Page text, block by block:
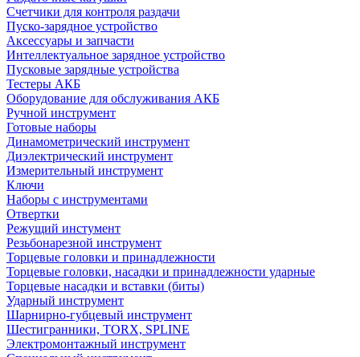
Счетчики для контроля раздачи
Пуско-зарядное устройство
Аксессуары и запчасти
Интеллектуальное зарядное устройство
Пусковые зарядные устройства
Тестеры АКБ
Оборудование для обслуживания АКБ
Ручной инструмент
Готовые наборы
Динамометрический инструмент
Диэлектрический инструмент
Измерительный инструмент
Ключи
Наборы с инструментами
Отвертки
Режущий инстумент
Резьбонарезной инструмент
Торцевые головки и принадлежности
Торцевые головки, насадки и принадлежности ударные
Торцевые насадки и вставки (биты)
Ударный инструмент
Шарнирно-губцевый инструмент
Шестигранники, TORX, SPLINE
Электромонтажный инструмент